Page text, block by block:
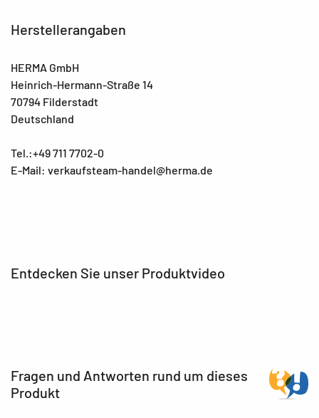
Herstellerangaben
HERMA GmbH
Heinrich-Hermann-Straße 14
70794 Filderstadt
Deutschland
Tel.:+49 711 7702-0
E-Mail: verkaufsteam-handel@herma.de
Entdecken Sie unser Produktvideo
Fragen und Antworten rund um dieses
Produkt